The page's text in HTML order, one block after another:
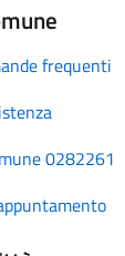
frequenti
0282261